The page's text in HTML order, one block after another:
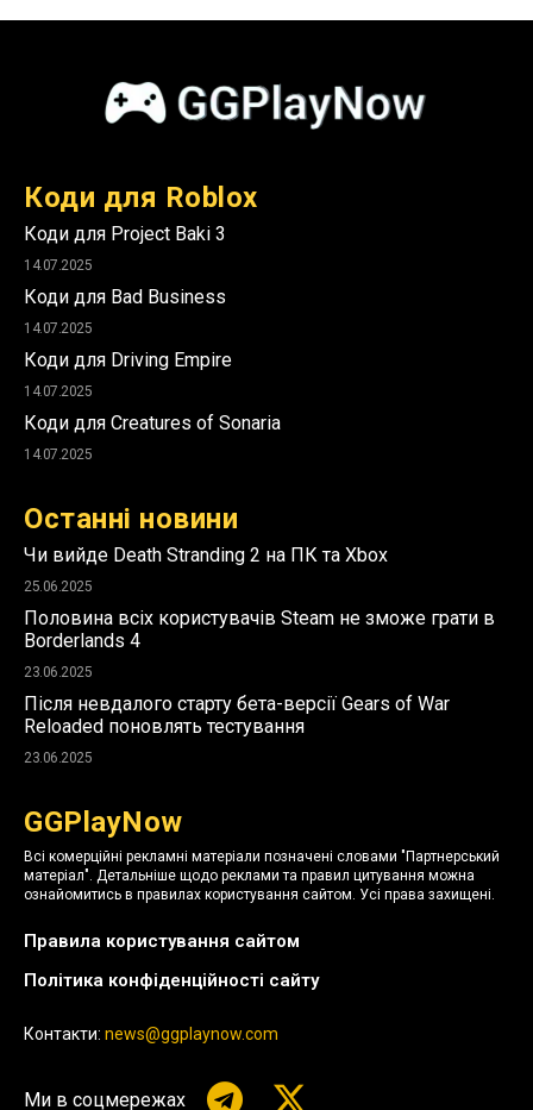
Коди для Roblox
Коди для Project Baki 3
14.07.2025
Коди для Bad Business
14.07.2025
Коди для Driving Empire
14.07.2025
Коди для Creatures of Sonaria
14.07.2025
Останні новини
Чи вийде Death Stranding 2 на ПК та Xbox
25.06.2025
Половина всіх користувачів Steam не зможе грати в
Borderlands 4
23.06.2025
Після невдалого старту бета-версії Gears of War
Reloaded поновлять тестування
23.06.2025
GGPlayNow
Всі комерційні рекламні матеріали позначені словами "Партнерський
матеріал". Детальніше щодо реклами та правил цитування можна
ознайомитись в правилах користування сайтом. Усі права захищені.
Правила користування сайтом
Політика конфіденційності сайту
Контакти: news@ggplaynow.com
Ми в соцмережах